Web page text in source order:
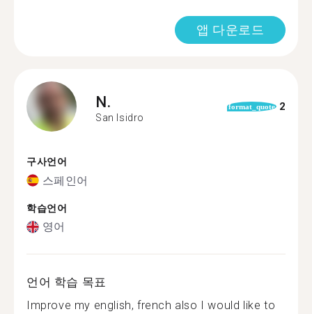
앱 다운로드
N.
San Isidro
format_quote 2
구사언어
스페인어
학습언어
영어
언어 학습 목표
Improve my english, french also I would like to